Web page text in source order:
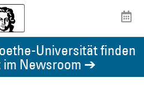
Universität finden
im Newsroom ➔